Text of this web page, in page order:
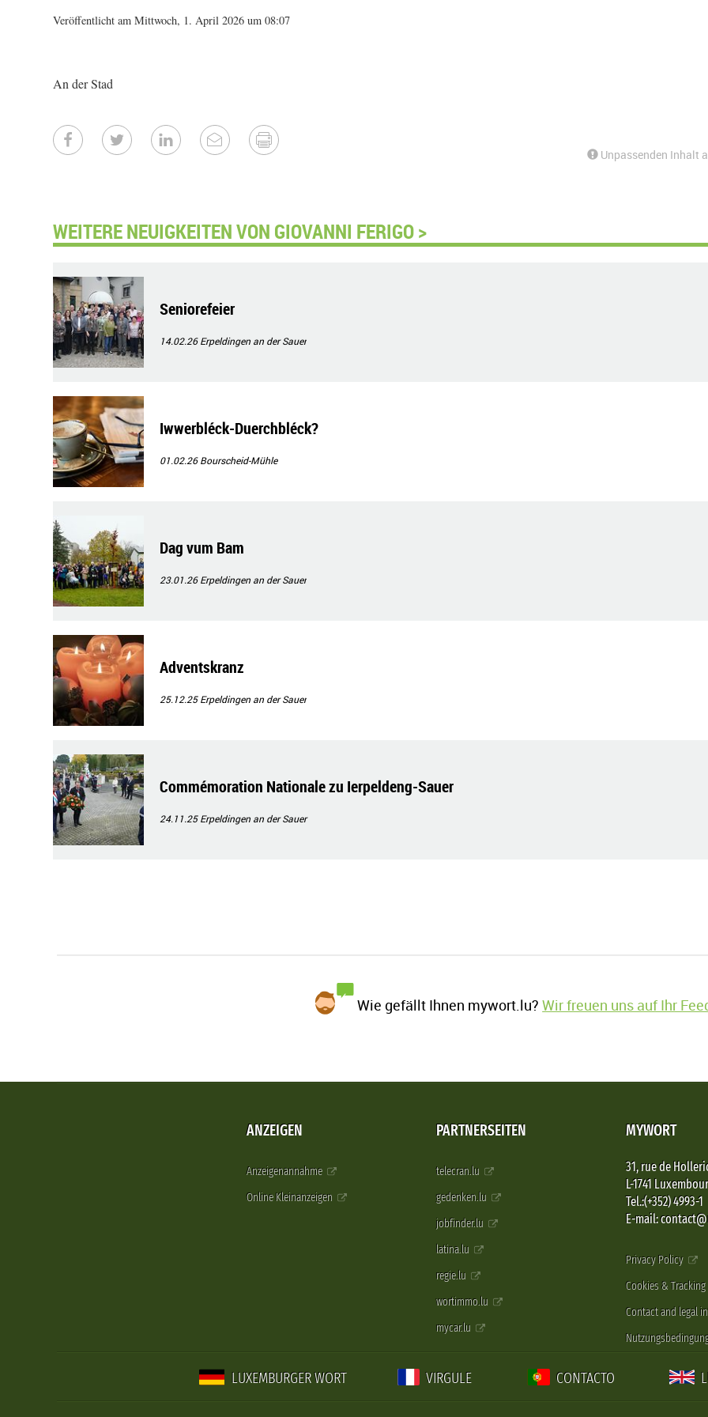
Veröffentlicht am Mittwoch, 1. April 2026 um 08:07
An der Stad
Unpassenden Inhalt
WEITERE NEUIGKEITEN VON GIOVANNI FERIGO >
Seniorefeier
14.02.26Erpeldingen an der Sauer
Iwwerbléck-Duerchbléck?
01.02.26Bourscheid-Mühle
Dag vum Bam
23.01.26Erpeldingen an der Sauer
Adventskranz
25.12.25Erpeldingen an der Sauer
Commémoration Nationale zu Ierpeldeng-Sauer
24.11.25Erpeldingen an der Sauer
Wie gefällt Ihnen mywort.lu?Wir freuen uns auf Ihr
ANZEIGEN
Anzeigenannahme
Online Kleinanzeigen
PARTNERSEITEN
telecran.lu
gedenken.lu
jobfinder.lu
latina.lu
regie.lu
wortimmo.lu
mycar.lu
MYWORT
31, rue de
L-1741
Tel.:(+352) 4993-1
E-mail:
Privacy Policy
Cookies & Tracking
Contact and legal
LUXEMBURGER WORT VIRGULE CONTACTO